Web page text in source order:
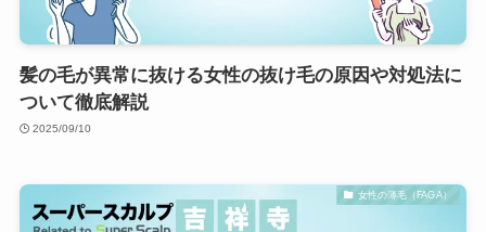
髪の毛が異常に抜ける女性の抜け毛の原因や対処法に
ついて徹底解説
2025/09/10
女性の薄毛（FAGA）